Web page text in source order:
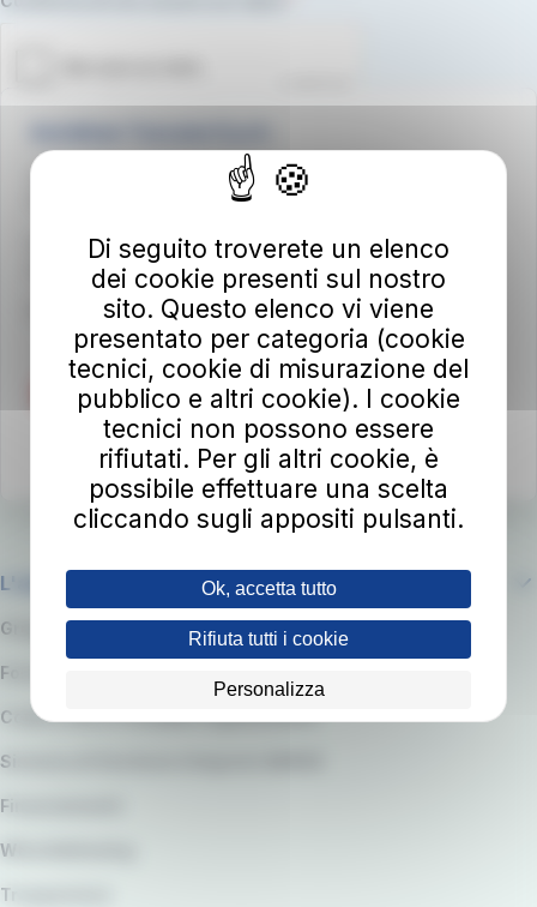
50032 Borgo San Lorenzo (FI)
Partita IVA 02194050486
autolineetoscane@pec.it
Per info e reclamiat-bus.it/parlaconat
L'azienda
Gruppo RATP
Fornitori e Gare
Codice etico e modello organizzativo
Sistema di Gestione integrato QARSS
Finanziamenti
Whistleblowing
Trasparenza
Di seguito troverete un elenco
dei cookie presenti sul nostro
sito. Questo elenco vi viene
presentato per categoria (cookie
tecnici, cookie di misurazione del
pubblico e altri cookie). I cookie
tecnici non possono essere
rifiutati. Per gli altri cookie, è
possibile effettuare una scelta
cliccando sugli appositi pulsanti.
Ok, accetta tutto
Rifiuta tutti i cookie
Personalizza